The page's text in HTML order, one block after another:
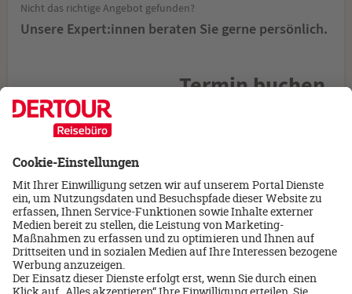
Nicht das richtige Angebot gefunden?
Unsere Expert:innen beraten Sie gerne persönlich.
Termin buchen